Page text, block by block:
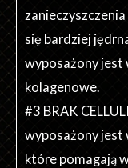
się bardziej
wyposażony jest
kolagenowe.
#3 BRAK
wyposażony jest
które pomagają